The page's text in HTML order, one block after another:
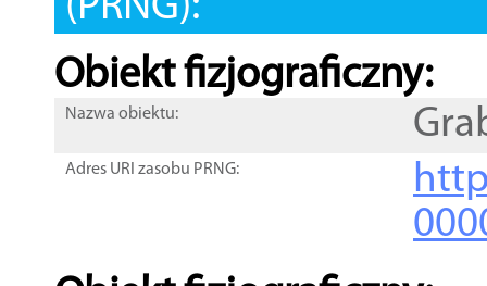
Obiekt fizjograficzny:
Nazwa obiektu:
Adres URI zasobu PRNG: